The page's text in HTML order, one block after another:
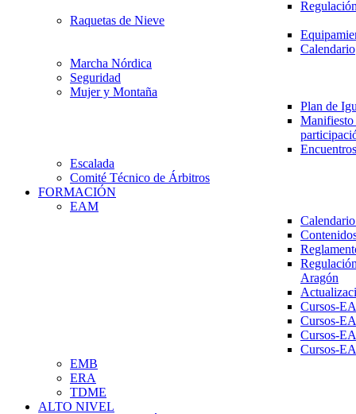
Raquetas de Nieve
Calendario
Marcha Nórdica
Seguridad
Mujer y Montaña
Plan de
Escalada
Comité Técnico de Árbitros
FORMACIÓN
EAM
Aragón
Cursos-
Cursos-
Cursos-
Cursos-
EMB
ERA
TDME
ALTO NIVEL